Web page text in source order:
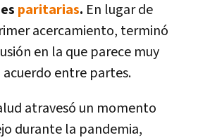
paritarias. En lugar de
acercamiento, terminó
en la que parece muy
entre partes.
atravesó un momento
durante la pandemia,